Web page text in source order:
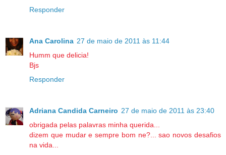
Responder
Ana Carolina 27 de maio de 2011 às 11:44
Humm que delicia!
Bjs
Responder
Adriana Candida Carneiro 27 de maio de 2011 às 23:40
obrigada pelas palavras minha querida...
dizem que mudar e sempre bom ne?... sao novos desafios
na vida...